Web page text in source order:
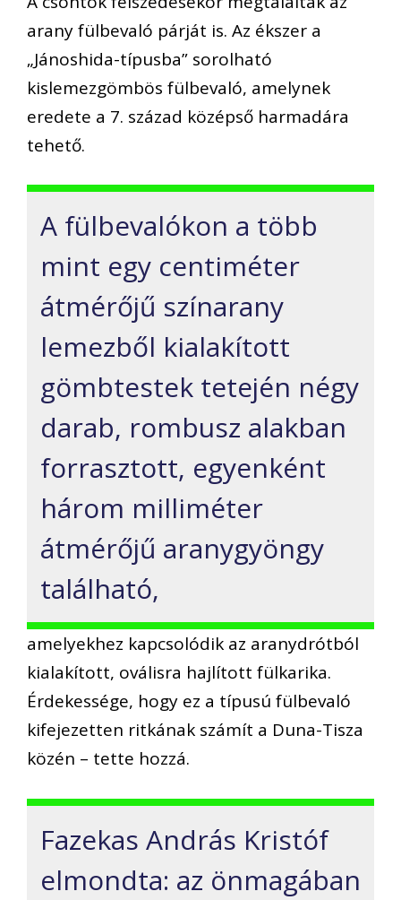
arany fülbevaló párját is. Az ékszer a
„Jánoshida-típusba” sorolható
kislemezgömbös fülbevaló, amelynek
eredete a 7. század középső harmadára
tehető.
A fülbevalókon a több
mint egy centiméter
átmérőjű színarany
lemezből kialakított
gömbtestek tetején négy
darab, rombusz alakban
forrasztott, egyenként
három milliméter
átmérőjű aranygyöngy
található,
amelyekhez kapcsolódik az aranydrótból
kialakított, oválisra hajlított fülkarika.
Érdekessége, hogy ez a típusú fülbevaló
kifejezetten ritkának számít a Duna-Tisza
közén – tette hozzá.
Fazekas András Kristóf
elmondta: az önmagában